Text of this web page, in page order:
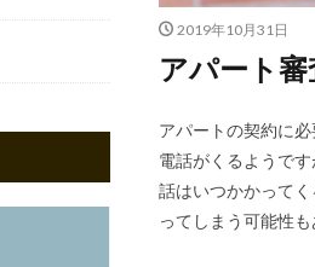
2019年10月31日
アパート
アパートの契約に
電話がくるようで
話はいつかかって
ってしまう可能性も